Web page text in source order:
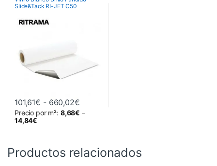
Bubble Free Fundido,
Vinilos De Impresión
Slide&Tack RI-JET C50
101,61€ - 660,02€Rango de precios: desde 101,61€
Precio por m²: 8,68€ –
14,84€
Este producto tiene múltiples variantes. Las opciones se
Productos relacionados